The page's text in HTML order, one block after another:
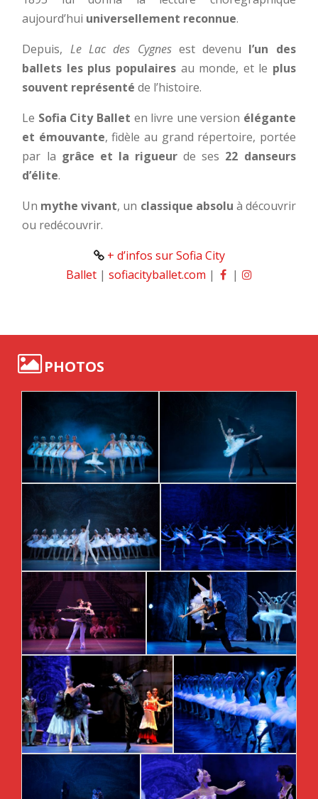
aujourd’hui universellement reconnue.
Depuis, Le Lac des Cygnesest devenu l’un des
ballets les plus populairesau monde, et le plus
souvent représenté de l’histoire.
Le Sofia City Ballet en livre une version élégante
et émouvante, fidèle au grand répertoire, portée
par la grâce et la rigueur de ses 22 danseurs
d’élite.
Un mythe vivant, un classique absolu à découvrir
ou redécouvrir.
+ d’infos sur Sofia City
Ballet| sofiacityballet.com | |
PHOTOS